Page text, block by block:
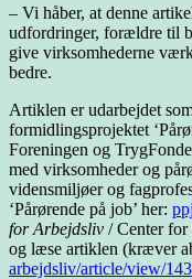
– Vi håber, at denne
udfordringer, forældre til
give virksomhederne
bedre.
Artiklen er udarbejdet
formidlingsprojektet
Foreningen og
med virksomheder og
vidensmiljøer og
‘Pårørende på job’ her:
for Arbejdsliv / Center
og læse artiklen (kræver
arbejdsliv/article/view/